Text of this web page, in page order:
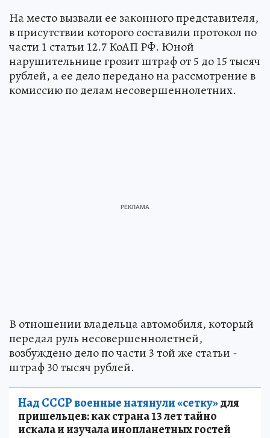
На место вызвали ее законного представителя,
в присутствии которого составили протокол по
части 1 статьи 12.7 КоАП РФ. Юной
нарушительнице грозит штраф от 5 до 15 тысяч
рублей, а ее дело передано на рассмотрение в
комиссию по делам несовершеннолетних.
В отношении владельца автомобиля, который
передал руль несовершеннолетней,
возбуждено дело по части 3 той же статьи -
штраф 30 тысяч рублей.
Над СССР военные натянули «сетку»для
пришельцев: как страна 13 лет тайно
искала и изучала инопланетных гостей